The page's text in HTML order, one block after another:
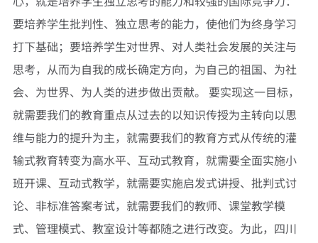
要培养学生批判性、独立思考的能力，使他们为终身学习
打下基础；要培养学生对世界、对人类社会发展的关注与
思考，从而为自我的成长确定方向，为自己的祖国、为社
会、为世界、为人类的进步做出贡献。 要实现这一目标，
就需要我们的教育重点从过去的以知识传授为主转向以思
维与能力的提升为主，就需要我们的教育方式从传统的灌
输式教育转变为高水平、互动式教育，就需要全面实施小
班开课、互动式教学，就需要实施启发式讲授、批判式讨
论、非标准答案考试，就需要我们的教师、课堂教学模
式、管理模式、教室设计等都随之进行改变。为此，四川